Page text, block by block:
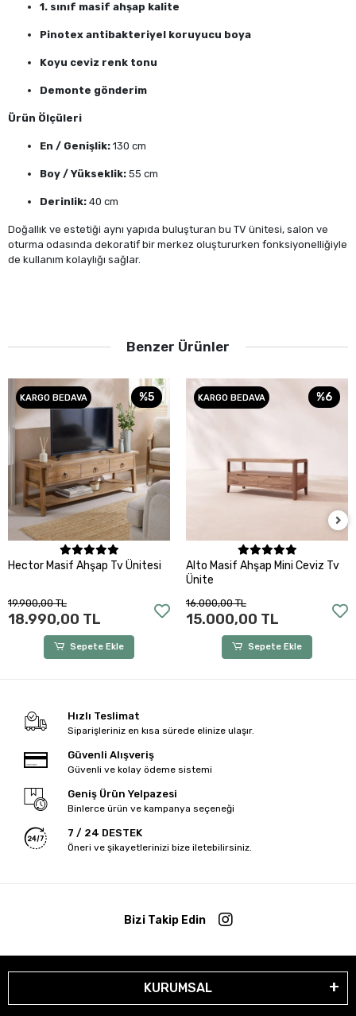
1. sınıf masif ahşap kalite
Pinotex antibakteriyel koruyucu boya
Koyu ceviz renk tonu
Demonte gönderim
Ürün Ölçüleri
En / Genişlik: 130 cm
Boy / Yükseklik: 55 cm
Derinlik: 40 cm
Doğallık ve estetiği aynı yapıda buluşturan bu TV ünitesi, salon ve
oturma odasında dekoratif bir merkez oluştururken fonksiyonelliğiyle
de kullanım kolaylığı sağlar.
Benzer Ürünler
KARGO BEDAVA %5
Sepete Ekle
Hector Masif Ahşap Tv Ünitesi
19.900,00 TL
18.990,00 TL
Sepete Ekle
KARGO BEDAVA %6
Sepete Ekle
Alto Masif Ahşap Mini Ceviz Tv
Ünite
16.000,00 TL
15.000,00 TL
Sepete Ekle
Hızlı Teslimat
Siparişleriniz en kısa sürede elinize ulaşır.
Güvenli Alışveriş
Güvenli ve kolay ödeme sistemi
Geniş Ürün Yelpazesi
Binlerce ürün ve kampanya seçeneği
7 / 24 DESTEK
Öneri ve şikayetlerinizi bize iletebilirsiniz.
Bizi Takip Edin
KURUMSAL